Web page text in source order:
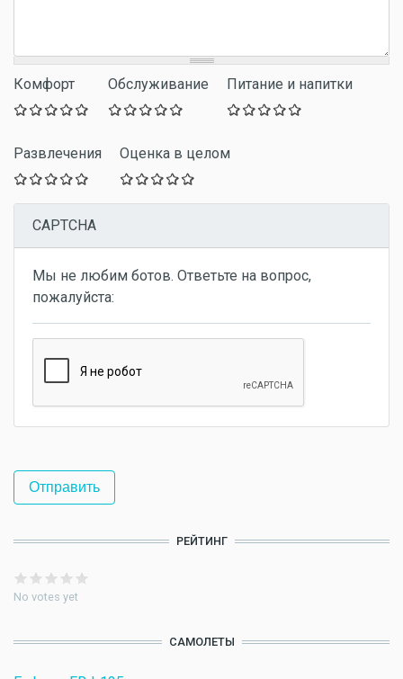
Комфорт Обслуживание Питание и напитки
Развлечения Оценка в целом
CAPTCHA
Мы не любим ботов. Ответьте на вопрос,
пожалуйста:
РЕЙТИНГ
No votes yet
САМОЛЕТЫ